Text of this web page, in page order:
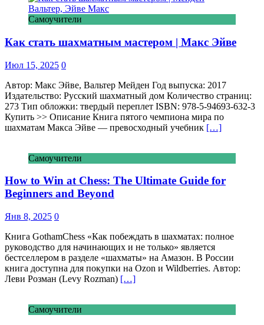
Самоучители
Как стать шахматным мастером | Макс Эйве
Июл 15, 2025 0
Автор: Макс Эйве, Вальтер Мейден Год выпуска: 2017
Издательство: Русский шахматный дом Количество страниц:
273 Тип обложки: твердый переплет ISBN: 978-5-94693-632-3
Купить >> Описание Книга пятого чемпиона мира по
шахматам Макса Эйве — превосходный учебник […]
Самоучители
How to Win at Chess: The Ultimate Guide for
Beginners and Beyond
Янв 8, 2025 0
Книга GothamChess «Как побеждать в шахматах: полное
руководство для начинающих и не только» является
бестселлером в разделе «шахматы» на Амазон. В России
книга доступна для покупки на Ozon и Wildberries. Автор:
Леви Розман (Levy Rozman) […]
Самоучители